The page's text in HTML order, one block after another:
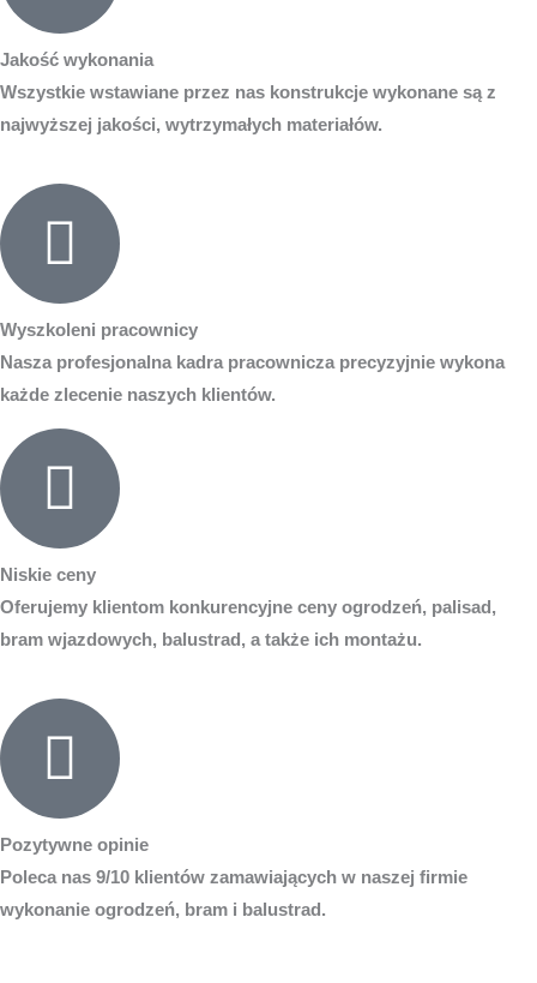
Jakość wykonania
Wszystkie wstawiane przez nas konstrukcje wykonane są z
najwyższej jakości, wytrzymałych materiałów.
Wyszkoleni pracownicy
Nasza profesjonalna kadra pracownicza precyzyjnie wykona
każde zlecenie naszych klientów.
Niskie ceny
Oferujemy klientom konkurencyjne ceny ogrodzeń, palisad,
bram wjazdowych, balustrad, a także ich montażu.
Pozytywne opinie
Poleca nas 9/10 klientów zamawiających w naszej firmie
wykonanie ogrodzeń, bram i balustrad.